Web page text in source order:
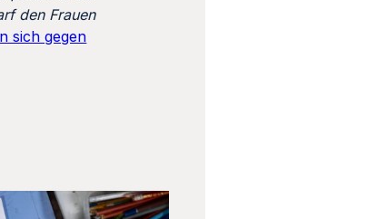
den Frauen
sich gegen